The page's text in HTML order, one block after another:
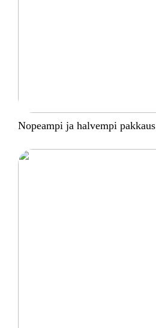
Nopeampi ja halvempi pakkaus